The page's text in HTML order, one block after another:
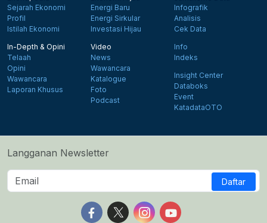
Sejarah Ekonomi
Profil
Istilah Ekonomi
Energi Baru
Energi Sirkular
Investasi Hijau
Infografik
Analisis
Cek Data
In-Depth & Opini
Telaah
Opini
Wawancara
Laporan Khusus
Video
News
Wawancara
Katalogue
Foto
Podcast
Info
Indeks
Insight Center
Databoks
Event
KatadataOTO
Langganan Newsletter
Daftar
Follow us on Facebook
Follow us on X
Follow us on Instagram
Follow us on